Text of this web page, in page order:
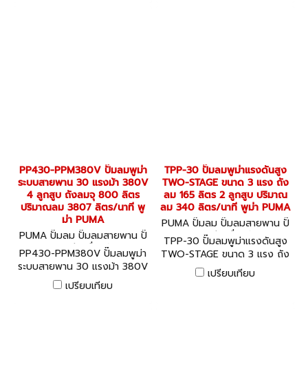
PP430-PPM380V ปั๊มลมพูม่า
ระบบสายพาน 30 แรงม้า 380V
4 ลูกสูบ ถังลมจุ 800 ลิตร
ปริมาณลม 3807 ลิตร/นาที พู
ม่า PUMA
PUMA ปั๊มลม ปั๊มลมสายพาน ปั๊
มลมออยล์ฟรี เครื่องอัดลม PP
430-PPM380V
PP430-PPM380V ปั๊มลมพูม่า
ระบบสายพาน 30 แรงม้า 380V
4 ลูกสูบ ถังลมจุ 800 ลิตร
ปริมาณลม 3807 ลิตร/นาที พู
เปรียบเทียบ
TPP-30 ปั๊มลมพูม่าแรงดันสูง
TWO-STAGE ขนาด 3 แรง ถัง
ลม 165 ลิตร 2 ลูกสูบ ปริมาณ
ลม 340 ลิตร/นาที พูม่า PUMA
PUMA ปั๊มลม ปั๊มลมสายพาน ปั๊
มลมออยล์ฟรี เครื่องอัดลม TP
P-30
TPP-30 ปั๊มลมพูม่าแรงดันสูง
TWO-STAGE ขนาด 3 แรง ถัง
ลม 165 ลิตร 2 ลูกสูบ ปริมาณ
ลม 340 ลิตร/นาที พูม่า PUMA
เปรียบเทียบ